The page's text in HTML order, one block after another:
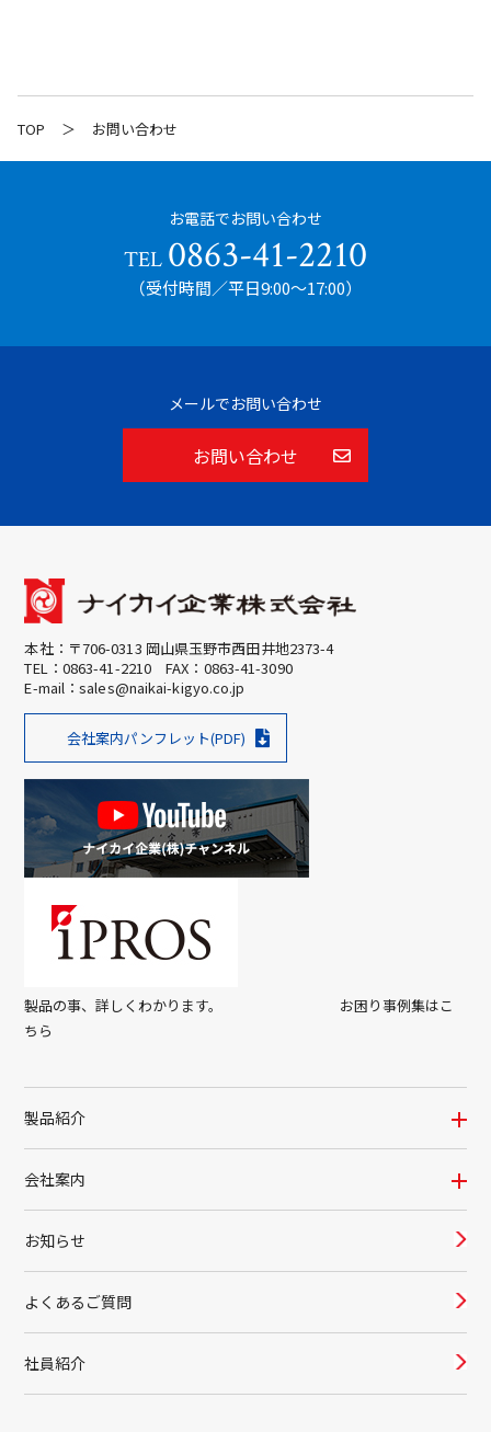
4. 個人情報の安全対策
お客さまがご本人の個人情報の照会・修正・削除などをご希望
される場合には、ご本人であることを確認の上、対応させてい
し、その改善に努めます。
TOP お問い合わせ
お電話でお問い合わせ
TEL 0863-41-2210
（受付時間／平日9:00〜17:00）
メールでお問い合わせ
お問い合わせ
本社：〒706-0313 岡山県玉野市西田井地2373-4
TEL： 0863-41-2210 FAX：0863-41-3090
E-mail：sales@naikai-kigyo.co.jp
会社案内パンフレット(PDF)
製品の事、詳しくわかります。 お困り事例集はこ
ちら
製品紹介
会社案内
お知らせ
よくあるご質問
社員紹介